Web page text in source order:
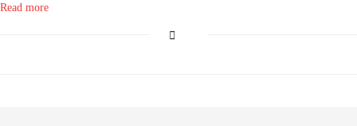
Read more